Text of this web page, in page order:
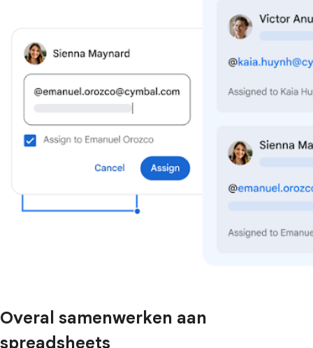
Overal samenwerken aan
spreadsheets